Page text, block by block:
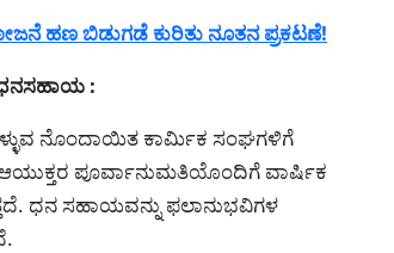
ಹಣ ಬಿಡುಗಡೆ ಕುರಿತು ನೂತನ ಪ್ರಕಟಣೆ!
ಧನಸಹಾಯ :
ನೊಂದಾಯಿತ ಕಾರ್ಮಿಕ ಸಂಘಗಳಿಗೆ
ಪೂರ್ವಾನುಮತಿಯೊಂದಿಗೆ ವಾರ್ಷಿಕ
ಧನ ಸಹಾಯವನ್ನು ಫಲಾನುಭವಿಗಳ